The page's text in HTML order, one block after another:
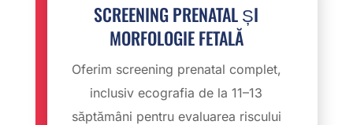
SCREENING PRENATAL ȘI
MORFOLOGIE FETALĂ
Oferim screening prenatal complet,
inclusiv ecografia de la 11–13
săptămâni pentru evaluarea riscului